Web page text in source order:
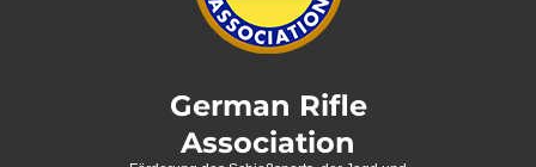
German Rifle
Association